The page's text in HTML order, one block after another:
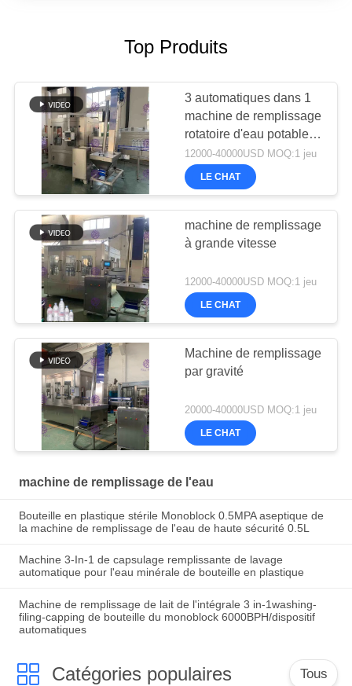
Top Produits
3 automatiques dans 1
machine de remplissage
rotatoire d'eau potable
de bouteille d'ANIMAL
FAMILIER
12000-40000USD MOQ:1 jeu
LE CHAT
machine de remplissage
à grande vitesse
12000-40000USD MOQ:1 jeu
LE CHAT
Machine de remplissage
par gravité
20000-40000USD MOQ:1 jeu
LE CHAT
machine de remplissage de l'eau
Bouteille en plastique stérile Monoblock 0.5MPA aseptique de
la machine de remplissage de l'eau de haute sécurité 0.5L
Machine 3-In-1 de capsulage remplissante de lavage
automatique pour l'eau minérale de bouteille en plastique
Machine de remplissage de lait de l'intégrale 3 in-1washing-
filing-capping de bouteille du monoblock 6000BPH/dispositif
automatiques
Catégories populaires Tous